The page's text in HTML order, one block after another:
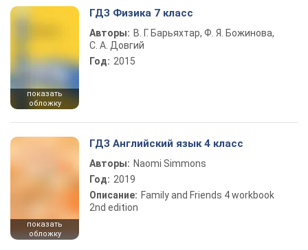
показать
обложку
ГДЗ Физика 7 класс
Авторы: В. Г. Барьяхтар, Ф. Я. Божинова,
С. А. Довгий
Год: 2015
показать
обложку
ГДЗ Английский язык 4 класс
Авторы: Naomi Simmons
Год: 2019
Описание: Family and Friends 4 workbook
2nd edition